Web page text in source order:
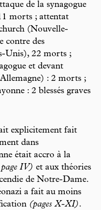
de la synagogue
morts ; attentat
(Nouvelle-
contre des
Unis), 22 morts ;
et devant
: 2 morts ;
: 2 blessés graves
explicitement fait
dans
était accro à la
IV) et aux théories
de Notre-Dame.
a fait au moins
(pages X-XI).